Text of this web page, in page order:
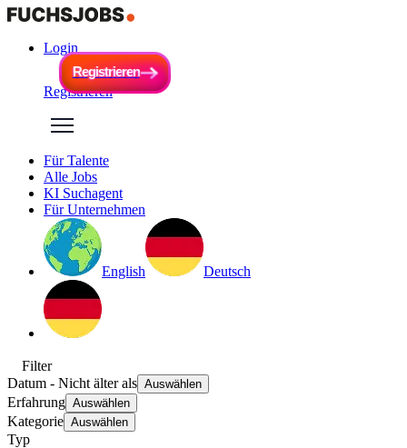
Login
Registrieren
Registrieren
Registrieren
Für Talente
Alle Jobs
KI Suchagent
Für Unternehmen
English Deutsch
Filter
Datum - Nicht älter als Auswählen
Erfahrung Auswählen
Kategorie Auswählen
Typ